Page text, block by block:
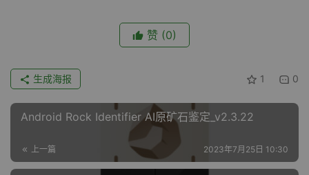
赞 (0)
1 0
生成海报
Android Rock Identifier AI原矿石鉴定_v2.3.22
上一篇 2023年7月25日 10:30